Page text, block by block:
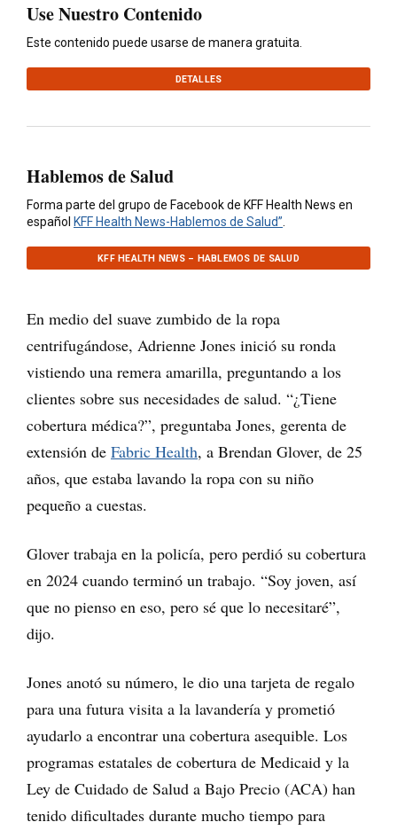
Use Nuestro Contenido
Este contenido puede usarse de manera gratuita.
DETALLES
Hablemos de Salud
Forma parte del grupo de Facebook de KFF Health News en
español KFF Health News-Hablemos de Salud”.
KFF HEALTH NEWS – HABLEMOS DE SALUD
En medio del suave zumbido de la ropa
centrifugándose, Adrienne Jones inició su ronda
vistiendo una remera amarilla, preguntando a los
clientes sobre sus necesidades de salud. “¿Tiene
cobertura médica?”, preguntaba Jones, gerenta de
extensión de Fabric Health, a Brendan Glover, de 25
años, que estaba lavando la ropa con su niño
pequeño a cuestas.
Glover trabaja en la policía, pero perdió su cobertura
en 2024 cuando terminó un trabajo. “Soy joven, así
que no pienso en eso, pero sé que lo necesitaré”,
dijo.
Jones anotó su número, le dio una tarjeta de regalo
para una futura visita a la lavandería y prometió
ayudarlo a encontrar una cobertura asequible. Los
programas estatales de cobertura de Medicaid y la
Ley de Cuidado de Salud a Bajo Precio (ACA) han
tenido dificultades durante mucho tiempo para